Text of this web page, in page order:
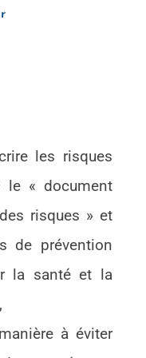
les risques
le « document
risques » et
de prévention
la santé et la
à éviter